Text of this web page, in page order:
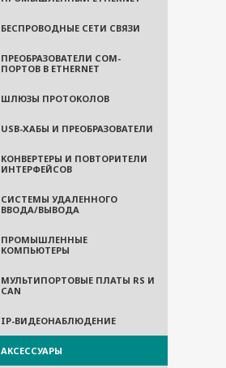
БЕСПРОВОДНЫЕ СЕТИ СВЯЗИ
ПРЕОБРАЗОВАТЕЛИ COM-
ПОРТОВ В ETHERNET
ШЛЮЗЫ ПРОТОКОЛОВ
USB-ХАБЫ И ПРЕОБРАЗОВАТЕЛИ
КОНВЕРТЕРЫ И ПОВТОРИТЕЛИ
ИНТЕРФЕЙСОВ
СИСТЕМЫ УДАЛЕННОГО
ВВОДА/ВЫВОДА
ПРОМЫШЛЕННЫЕ
КОМПЬЮТЕРЫ
МУЛЬТИПОРТОВЫЕ ПЛАТЫ RS И
CAN
IP-ВИДЕОНАБЛЮДЕНИЕ
АКСЕССУАРЫ